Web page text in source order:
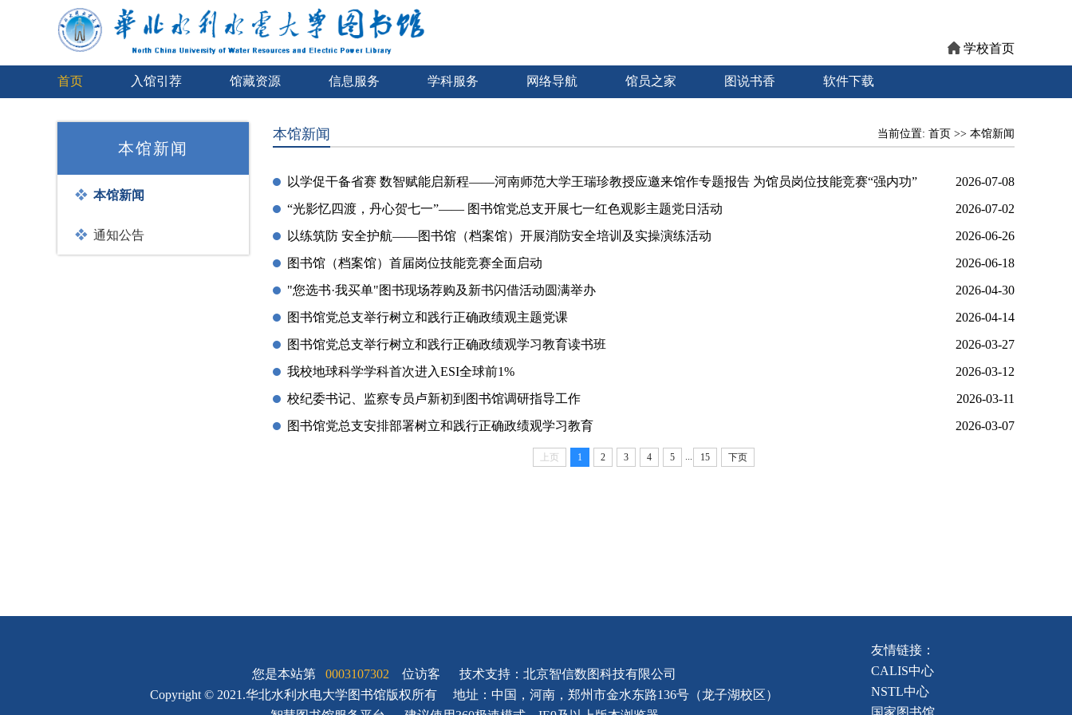
学校首页
首页 入馆引荐 馆藏资源 信息服务 学科服务 网络导航 馆员之家 图说书香 软件下载
本馆新闻
本馆新闻
通知公告
本馆新闻 当前位置: 首页 >> 本馆新闻
以学促干备省赛 数智赋能启新程——河南师范大学王瑞珍教授应邀来馆作专题报告 为馆员岗位技能竞赛“强内功”
2026-07-08
“光影忆四渡，丹心贺七一”—— 图书馆党总支开展七一红色观影主题党日活动
2026-07-02
以练筑防 安全护航——图书馆（档案馆）开展消防安全培训及实操演练活动
2026-06-26
图书馆（档案馆）首届岗位技能竞赛全面启动
2026-06-18
"您选书·我买单"图书现场荐购及新书闪借活动圆满举办
2026-04-30
图书馆党总支举行树立和践行正确政绩观主题党课
2026-04-14
图书馆党总支举行树立和践行正确政绩观学习教育读书班
2026-03-27
我校地球科学学科首次进入ESI全球前1%
2026-03-12
校纪委书记、监察专员卢新初到图书馆调研指导工作
2026-03-11
图书馆党总支安排部署树立和践行正确政绩观学习教育
2026-03-07
上页 1 2 3 4 5 15 下页
您是本站第 0003107302 位访客
技术支持：北京智信数图科技有限公司
Copyright © 2021.华北水利水电大学图书馆版权所有
地址：中国，河南，郑州市金水东路136号（龙子湖校区）
友情链接：
CALIS中心
NSTL中心
国家图书馆